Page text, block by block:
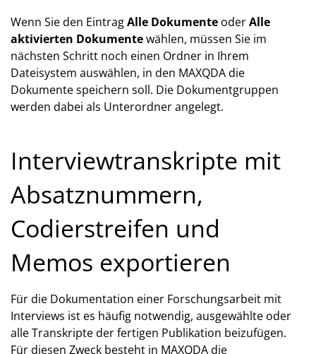
Wenn Sie den EintragAlle Dokumente oderAlle
aktivierten Dokumentewählen, müssen Sie im
nächsten Schritt noch einen Ordner in Ihrem
Dateisystem auswählen, in den MAXQDA die
Dokumente speichern soll. Die Dokumentgruppen
werden dabei als Unterordner angelegt.
Interviewtranskripte mit
Absatznummern,
Codierstreifen und
Memos exportieren
Für die Dokumentation einer Forschungsarbeit mit
Interviews ist es häufig notwendig, ausgewählte oder
alle Transkripte der fertigen Publikation beizufügen.
Für diesen Zweck besteht in MAXQDA die